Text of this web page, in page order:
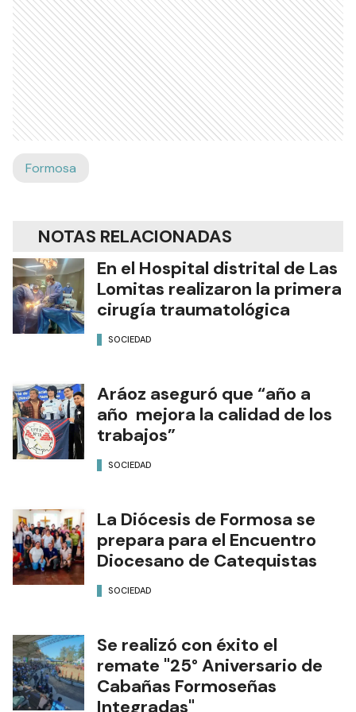
Formosa
NOTAS RELACIONADAS
En el Hospital distrital de Las
Lomitas realizaron la primera
cirugía traumatológica
SOCIEDAD
Aráoz aseguró que “año a
año mejora la calidad de los
trabajos”
SOCIEDAD
La Diócesis de Formosa se
prepara para el Encuentro
Diocesano de Catequistas
SOCIEDAD
Se realizó con éxito el
remate "25° Aniversario de
Cabañas Formoseñas
Integradas"